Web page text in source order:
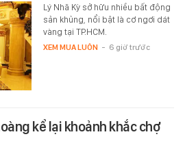
Lý Nhã Kỳ sở hữu nhiều bất động
sản khủng, nổi bật là cơ ngơi dát
vàng tại TP.HCM.
XEM MUA LUÔN - 6 giờ trước
kể lại khoảnh khắc chợ